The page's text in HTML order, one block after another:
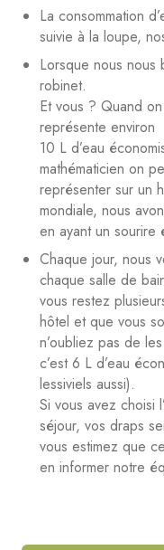
La consommation
suivie à la loupe,
Lorsque nous nous
robinet.
Et vous ? Quand
représente environ
10 L d’eau
mathématicien on
représenter sur un
mondiale, nous
en ayant un sourire
Chaque jour, nous
chaque salle de
vous restez
hôtel et que vous
n’oubliez pas de
c’est 6 L d’eau
lessiviels aussi).
Si vous avez choisi
séjour, vos draps
vous estimez que
en informer notre